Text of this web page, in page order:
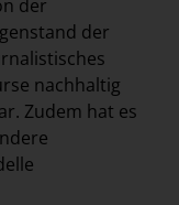
der
der
nachhaltig
Zudem hat es